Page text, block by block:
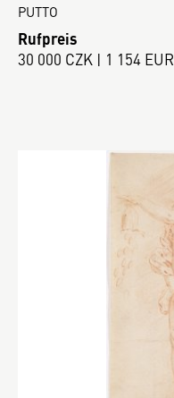
PUTTO
Rufpreis
30 000 CZK | 1 154 EUR